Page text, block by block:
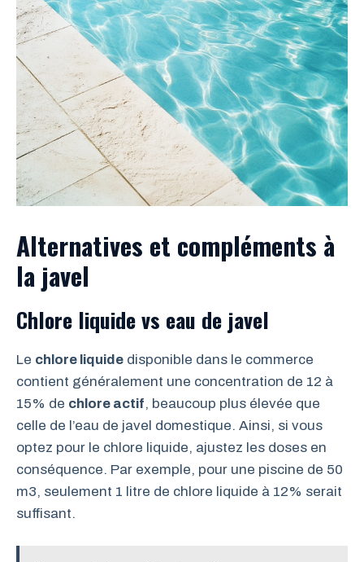
Alternatives et compléments à
la javel
Chlore liquide vs eau de javel
Le chlore liquide disponible dans le commerce
contient généralement une concentration de 12 à
15% de chlore actif, beaucoup plus élevée que
celle de l’eau de javel domestique. Ainsi, si vous
optez pour le chlore liquide, ajustez les doses en
conséquence. Par exemple, pour une piscine de 50
m3, seulement 1 litre de chlore liquide à 12% serait
suffisant.